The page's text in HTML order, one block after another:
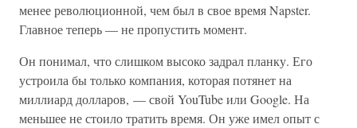
менее революционной, чем был в свое время Napster.
Главное теперь — не пропустить момент.
Он понимал, что слишком высоко задрал планку. Его
устроила бы только компания, которая потянет на
миллиард долларов, — свой YouTube или Google. На
меньшее не стоило тратить время. Он уже имел опыт с